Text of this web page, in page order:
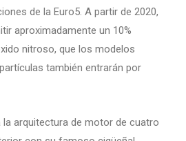
de la Euro5. A partir de 2020,
aproximadamente un 10%
nitroso, que los modelos
también entrarán por
la arquitectura de motor de cuatro